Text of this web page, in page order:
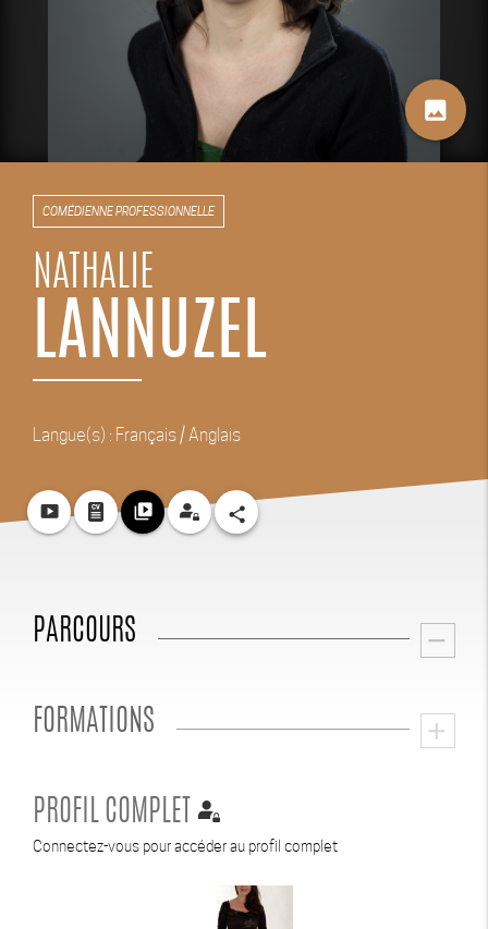
image
COMÉDIENNE PROFESSIONNELLE
NATHALIE
LANNUZEL
Langue(s) : Français / Anglais
smart_display video_library share
PARCOURS remove
FORMATIONS add
PROFIL COMPLET
Connectez-vous pour accéder au profil complet